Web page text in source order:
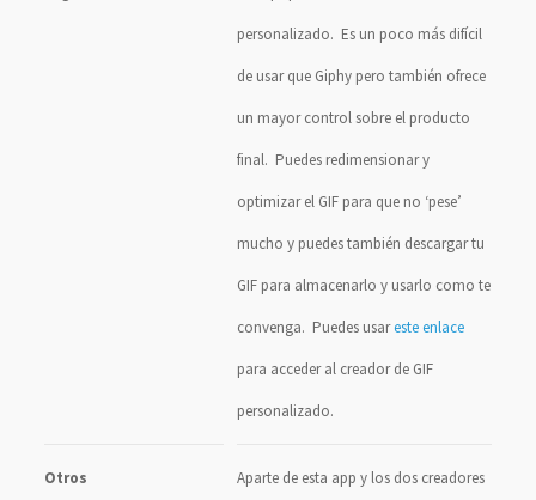
personalizado. Es un poco más difícil
de usar que Giphy pero también ofrece
un mayor control sobre el producto
final. Puedes redimensionar y
optimizar el GIF para que no ‘pese’
mucho y puedes también descargar tu
GIF para almacenarlo y usarlo como te
convenga. Puedes usareste enlace
para acceder al creador de GIF
personalizado.
Otros Aparte de esta app y los dos creadores